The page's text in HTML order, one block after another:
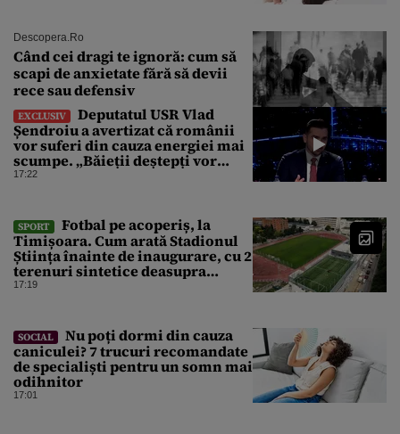
Descopera.ro
Când cei dragi te ignoră: cum să
scapi de anxietate fără să devii
rece sau defensiv
EXCLUSIV
Deputatul USR Vlad
Șendroiu a avertizat că românii
vor suferi din cauza energiei mai
scumpe. „Băieții deștepți vor
specula și după vor crește
17:22
SPORT
Fotbal pe acoperiș, la
Timișoara. Cum arată Stadionul
Știința înainte de inaugurare, cu 2
terenuri sintetice deasupra
tribunei
17:19
SOCIAL
Nu poți dormi din cauza
caniculei? 7 trucuri recomandate
de specialiști pentru un somn mai
odihnitor
17:01